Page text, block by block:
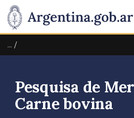
Presidencia
de
Nación
Pasar al contenido principal
…
Pesquisa de
Carne bovina